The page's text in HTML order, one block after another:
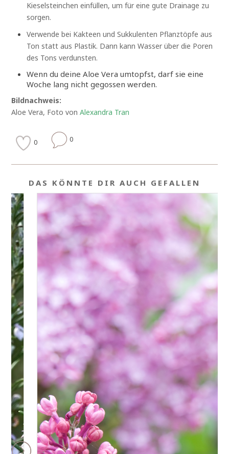
Kieselsteinchen einfüllen, um für eine gute Drainage zu
sorgen.
Verwende bei Kakteen und Sukkulenten Pflanztöpfe aus
Ton statt aus Plastik. Dann kann Wasser über die Poren
des Tons verdunsten.
Wenn du deine Aloe Vera umtopfst, darf sie eine
Woche lang nicht gegossen werden.
Bildnachweis:
Aloe Vera, Foto vonAlexandra Tran
0 0
DAS KÖNNTE DIR AUCH GEFALLEN